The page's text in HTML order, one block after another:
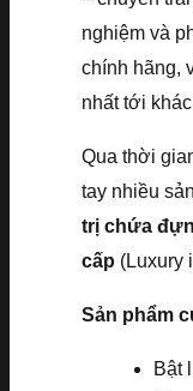
nghiệm và
chính hãng,
nhất tới
Qua thời
tay nhiều
trị chứa
cấp (Luxury
Sản phẩm
Bật